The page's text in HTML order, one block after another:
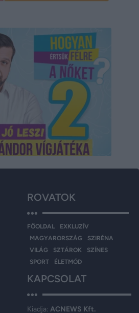
ROVATOK
FŐOLDAL
EXKLUZÍV
MAGYARORSZÁG
SZIRÉNA
VILÁG
SZTÁROK
SZÍNES
SPORT
ÉLETMÓD
KAPCSOLAT
Kiadja: ACNEWS Kft.